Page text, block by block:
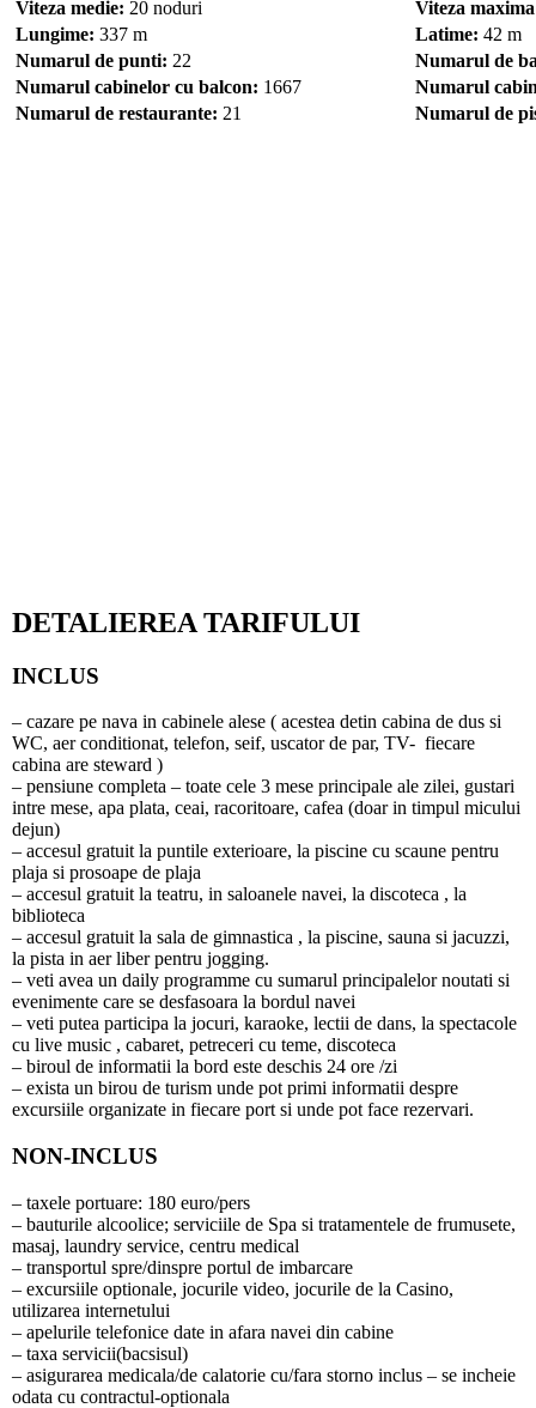
Viteza medie: 20 noduri
Viteza
Lungime: 337 m Latime: 42 m
Numarul de punti: 22
Numarul de
Numarul cabinelor cu balcon: 1667
Numarul
Numarul de restaurante: 21 Numarul de
DETALIEREA TARIFULUI
INCLUS
– cazare pe nava in cabinele alese ( acestea detin cabina de dus si
WC, aer conditionat, telefon, seif, uscator de par, TV- fiecare
cabina are steward )
– pensiune completa – toate cele 3 mese principale ale zilei, gustari
intre mese, apa plata, ceai, racoritoare, cafea (doar in timpul micului
dejun)
– accesul gratuit la puntile exterioare, la piscine cu scaune pentru
plaja si prosoape de plaja
– accesul gratuit la teatru, in saloanele navei, la discoteca , la
biblioteca
– accesul gratuit la sala de gimnastica , la piscine, sauna si jacuzzi,
la pista in aer liber pentru jogging.
– veti avea un daily programme cu sumarul principalelor noutati si
evenimente care se desfasoara la bordul navei
– veti putea participa la jocuri, karaoke, lectii de dans, la spectacole
cu live music , cabaret, petreceri cu teme, discoteca
– biroul de informatii la bord este deschis 24 ore /zi
– exista un birou de turism unde pot primi informatii despre
excursiile organizate in fiecare port si unde pot face rezervari.
NON-INCLUS
– taxele portuare: 180 euro/pers
– bauturile alcoolice; serviciile de Spa si tratamentele de frumusete,
masaj, laundry service, centru medical
– transportul spre/dinspre portul de imbarcare
– excursiile optionale, jocurile video, jocurile de la Casino,
utilizarea internetului
– apelurile telefonice date in afara navei din cabine
– taxa servicii(bacsisul)
– asigurarea medicala/de calatorie cu/fara storno inclus – se incheie
odata cu contractul-optionala